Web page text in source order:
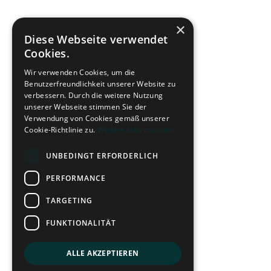
×
Diese Webseite verwendet
Cookies.
Wir verwenden Cookies, um die
Benutzerfreundlichkeit unserer Website zu
verbessern. Durch die weitere Nutzung
unserer Webseite stimmen Sie der
Verwendung von Cookies gemäß unserer
Cookie-Richtlinie zu. Weitere Informationen
UNBEDINGT ERFORDERLICH
PERFORMANCE
TARGETING
FUNKTIONALITÄT
ALLE AKZEPTIEREN